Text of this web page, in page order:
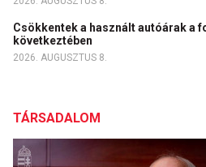
Csökkentek a használt autóárak a
következtében
2026. AUGUSZTUS 8.
TÁRSADALOM